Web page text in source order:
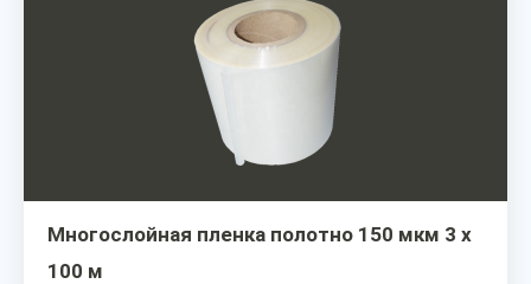
Многослойная пленка полотно 150 мкм 3 х
100 м